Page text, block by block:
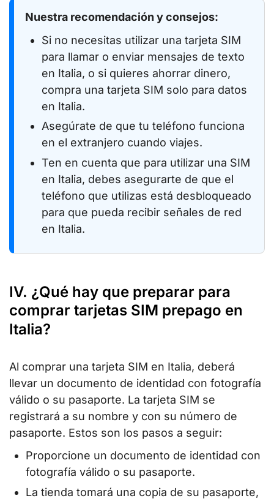
Nuestra recomendación y consejos:
Si no necesitas utilizar una tarjeta SIM
para llamar o enviar mensajes de texto
en Italia, o si quieres ahorrar dinero,
compra una tarjeta SIM solo para datos
en Italia.
Asegúrate de que tu teléfono funciona
en el extranjero cuando viajes.
Ten en cuenta que para utilizar una SIM
en Italia, debes asegurarte de que el
teléfono que utilizas está desbloqueado
para que pueda recibir señales de red
en Italia.
IV. ¿Qué hay que preparar para
comprar tarjetas SIM prepago en
Italia?
Al comprar una tarjeta SIM en Italia, deberá
llevar un documento de identidad con fotografía
válido o su pasaporte. La tarjeta SIM se
registrará a su nombre y con su número de
pasaporte. Estos son los pasos a seguir:
Proporcione un documento de identidad con
fotografía válido o su pasaporte.
La tienda tomará una copia de su pasaporte,